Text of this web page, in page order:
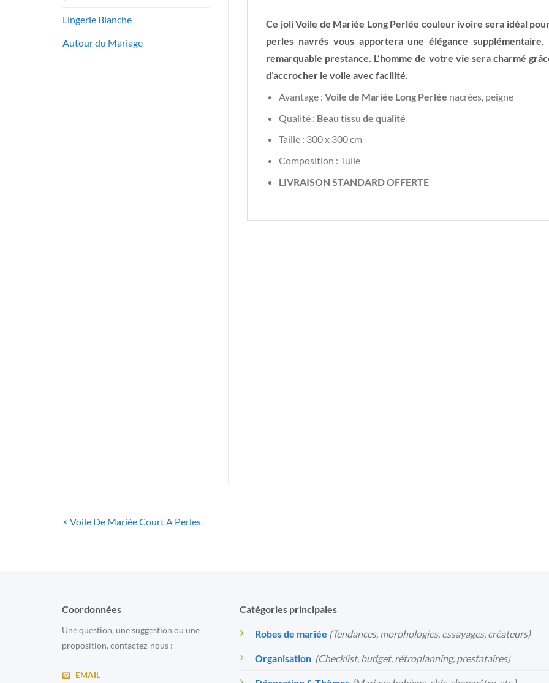
Lingerie Blanche
Autour du Mariage
Ce joli Voile de Mariée Long Perlée couleur ivoire sera idéal
perles navrés vous apportera une élégance
remarquable prestance. L’homme de votre vie sera charmé
d’accrocher le voile avec facilité.
Avantage : Voile de Mariée Long Perlée nacrées, peigne
Qualité : Beau tissu de qualité
Taille : 300 x 300 cm
Composition : Tulle
LIVRAISON STANDARD OFFERTE
< Voile De Mariée Court A Perles
Coordonnées
Une question, une suggestion ou une
proposition, contactez-nous :
EMAIL
Catégories principales
Robes de mariée (Tendances, morphologies, essayages, créateurs)
Organisation (Checklist, budget, rétroplanning, prestataires)